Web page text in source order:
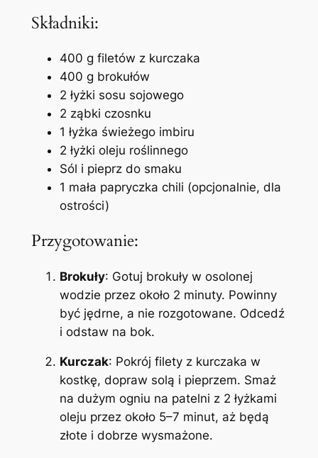
Składniki:
400 g filetów z kurczaka
400 g brokułów
2 łyżki sosu sojowego
2 ząbki czosnku
1 łyżka świeżego imbiru
2 łyżki oleju roślinnego
Sól i pieprz do smaku
1 mała papryczka chili (opcjonalnie, dla
ostrości)
Przygotowanie:
Brokuły: Gotuj brokuły w osolonej
wodzie przez około 2 minuty. Powinny
być jędrne, a nie rozgotowane. Odcedź
i odstaw na bok.
Kurczak: Pokrój filety z kurczaka w
kostkę, dopraw solą i pieprzem. Smaż
na dużym ogniu na patelni z 2 łyżkami
oleju przez około 5–7 minut, aż będą
złote i dobrze wysmażone.